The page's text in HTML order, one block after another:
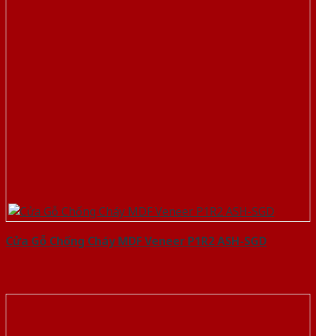
Cửa Gỗ Chống Cháy MDF Veneer P1R2 ASH-SGD